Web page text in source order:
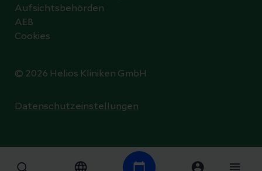
© 2026 Helios Kliniken GmbH
Aufsichtsbehörden
AEB
Cookies
Datenschutzeinstellungen